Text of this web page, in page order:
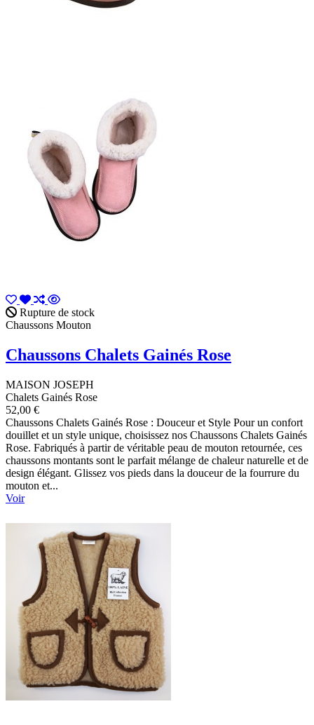
Rupture de stock
Chaussons Mouton
Chaussons Chalets Gainés Rose
MAISON JOSEPH
Chalets Gainés Rose
52,00 €
Chaussons Chalets Gainés Rose : Douceur et Style Pour un confort
douillet et un style unique, choisissez nos Chaussons Chalets Gainés
Rose. Fabriqués à partir de véritable peau de mouton retournée, ces
chaussons montants sont le parfait mélange de chaleur naturelle et de
design élégant. Glissez vos pieds dans la douceur de la fourrure du
mouton et...
Voir